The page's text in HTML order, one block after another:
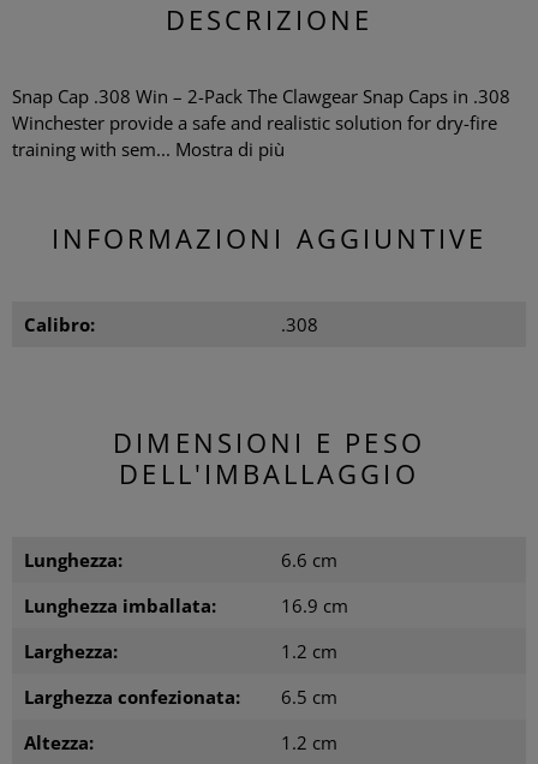
DESCRIZIONE
Snap Cap .308 Win – 2-Pack The Clawgear Snap Caps in .308
Winchester provide a safe and realistic solution for dry-fire
training with sem... Mostra di più
INFORMAZIONI AGGIUNTIVE
Calibro: .308
DIMENSIONI E PESO
DELL'IMBALLAGGIO
Lunghezza:
6.6 cm
Lunghezza imballata:
16.9 cm
Larghezza:
1.2 cm
Larghezza confezionata:
6.5 cm
Altezza:
1.2 cm